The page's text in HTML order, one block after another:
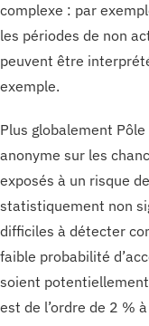
complexe : par
les périodes de non
peuvent être
exemple.
Plus globalement
anonyme sur les
exposés à un risque
statistiquement non
difficiles à détecter
faible probabilité
soient
est de l’ordre de 2 %